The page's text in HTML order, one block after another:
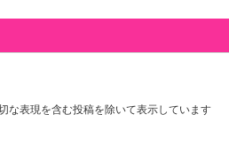
な表現を含む投稿を除いて表示しています